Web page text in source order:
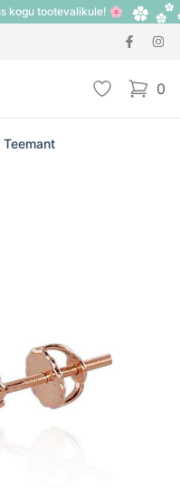
kogu tootevalikule! 🌸
Lemmik 0
items
Teemant